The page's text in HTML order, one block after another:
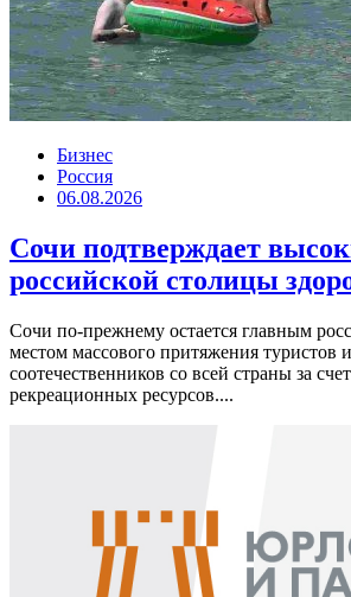
Бизнес
Россия
06.08.2026
Сочи подтверждает
российской столицы
Сочи по-прежнему остается главным
местом массового притяжения туристов
соотечественников со всей страны за
рекреационных ресурсов....